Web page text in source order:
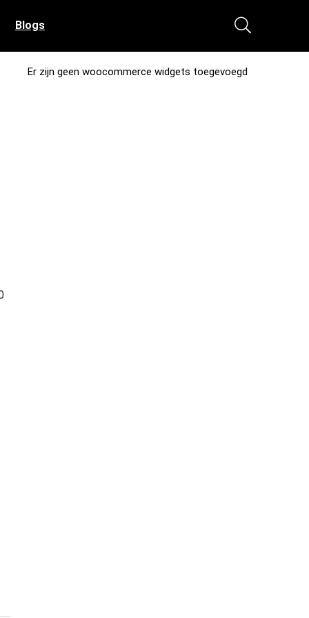
Blogs
Er zijn geen woocommerce widgets toegevoegd